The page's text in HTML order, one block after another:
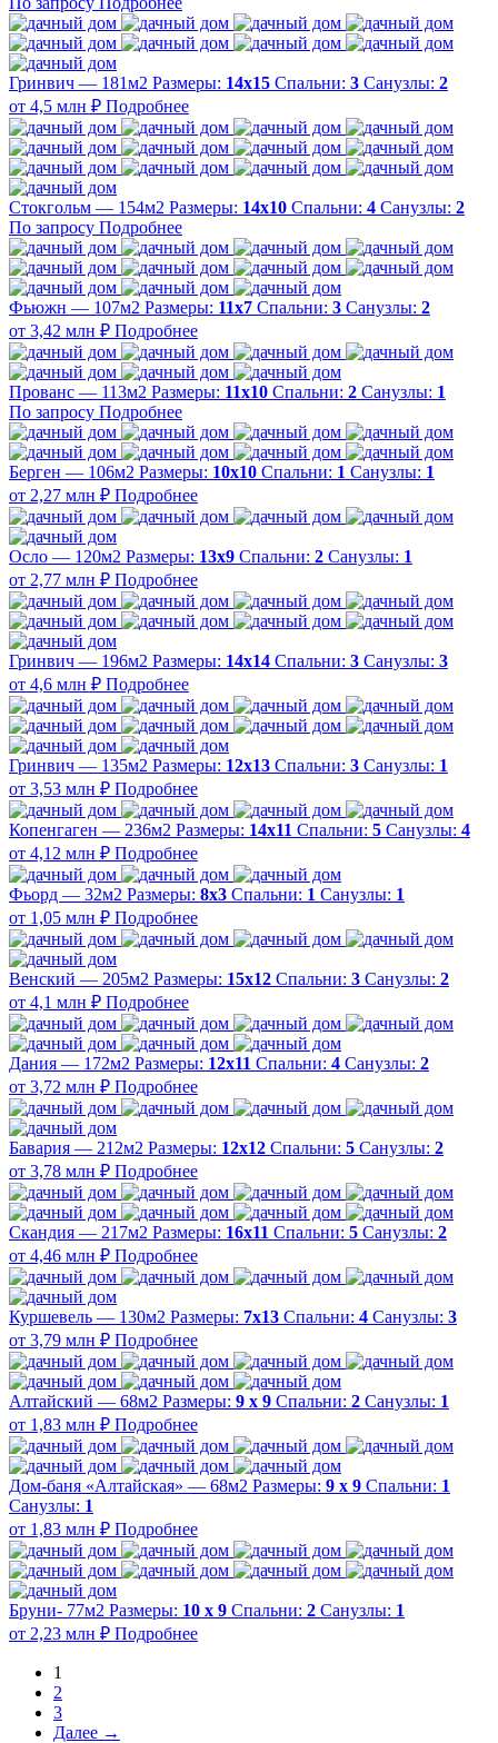
Гринвич — 181м2 Размеры: 14х15 Спальни: 3 Санузлы: 2
от 4,5 млн ₽ Подробнее
Стокгольм — 154м2 Размеры: 14х10 Спальни: 4 Санузлы: 2
По запросу Подробнее
Фьюжн — 107м2 Размеры: 11х7 Спальни: 3 Санузлы: 2
от 3,42 млн ₽ Подробнее
Прованс — 113м2 Размеры: 11х10 Спальни: 2 Санузлы: 1
По запросу Подробнее
Берген — 106м2 Размеры: 10х10 Спальни: 1 Санузлы: 1
от 2,27 млн ₽ Подробнее
Осло — 120м2 Размеры: 13х9 Спальни: 2 Санузлы: 1
от 2,77 млн ₽ Подробнее
Гринвич — 196м2 Размеры: 14х14 Спальни: 3 Санузлы: 3
от 4,6 млн ₽ Подробнее
Гринвич — 135м2 Размеры: 12х13 Спальни: 3 Санузлы: 1
от 3,53 млн ₽ Подробнее
Копенгаген — 236м2 Размеры: 14х11 Спальни: 5 Санузлы: 4
от 4,12 млн ₽ Подробнее
Фьорд — 32м2 Размеры: 8х3 Спальни: 1 Санузлы: 1
от 1,05 млн ₽ Подробнее
Венский — 205м2 Размеры: 15х12 Спальни: 3 Санузлы: 2
от 4,1 млн ₽ Подробнее
Дания — 172м2 Размеры: 12х11 Спальни: 4 Санузлы: 2
от 3,72 млн ₽ Подробнее
Бавария — 212м2 Размеры: 12х12 Спальни: 5 Санузлы: 2
от 3,78 млн ₽ Подробнее
Скандия — 217м2 Размеры: 16х11 Спальни: 5 Санузлы: 2
от 4,46 млн ₽ Подробнее
Куршевель — 130м2 Размеры: 7х13 Спальни: 4 Санузлы: 3
от 3,79 млн ₽ Подробнее
Алтайский — 68м2 Размеры: 9 х 9 Спальни: 2 Санузлы: 1
от 1,83 млн ₽ Подробнее
Дом-баня «Алтайская» — 68м2 Размеры: 9 х 9 Спальни: 1
Санузлы: 1
от 1,83 млн ₽ Подробнее
Бруни- 77м2 Размеры: 10 х 9 Спальни: 2 Санузлы: 1
от 2,23 млн ₽ Подробнее
1
2
3
Далее →